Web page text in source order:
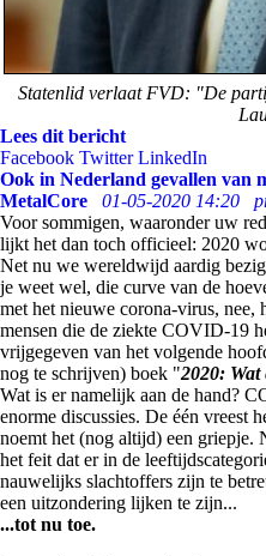
Statenlid verlaat FVD: "De
Lees dit bericht
Facebook Twitter LinkedIn
Ook in Nederland gevallen van
MetalCore
01-05-2020 14:20
Voor sommigen, waaronder uw
lijkt het dan toch officieel: 2020
Net nu we wereldwijd aardig
je weet wel, die curve van de
met het nieuwe corona-virus,
mensen die de ziekte COVID-19
vrijgegeven van het volgende
nog te schrijven) boek "2020: Wat
Wat is er namelijk aan de hand?
enorme discussies. De één vreest
noemt het (nog altijd) een griepje.
het feit dat er in de
nauwelijks slachtoffers zijn te
een uitzondering lijken te zijn...
...tot nu toe.